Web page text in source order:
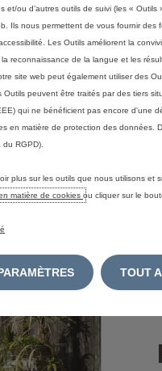
et/ou d’autres outils de suivi (les «
Ils nous permettent de vous fournir des
Les Outils améliorent la
reconnaissance de la langue et les
site web peut également utiliser des
Outils peuvent être traités par des tiers
qui ne bénéficient pas encore d'une
en matière de protection des données.
RGPD).
plus sur les outils que nous utilisons et
matière de cookies ou cliquer sur le
TOUT